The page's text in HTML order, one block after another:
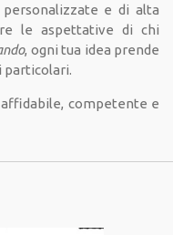
e di alta
le aspettative di chi
, ogni tua idea prende
particolari.
competente e